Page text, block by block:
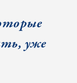
уже